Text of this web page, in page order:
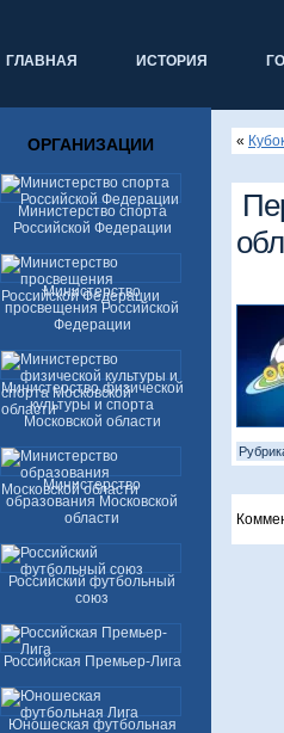
ГЛАВНАЯ ИСТОРИЯ
ОРГАНИЗАЦИИ
Министерство спорта
Российской Федерации
Министерство
просвещения Российской
Федерации
Министерство физической
культуры и спорта
Московской области
Министерство
образования Московской
области
Российский футбольный
союз
Российская Премьер-Лига
Юношеская футбольная
«